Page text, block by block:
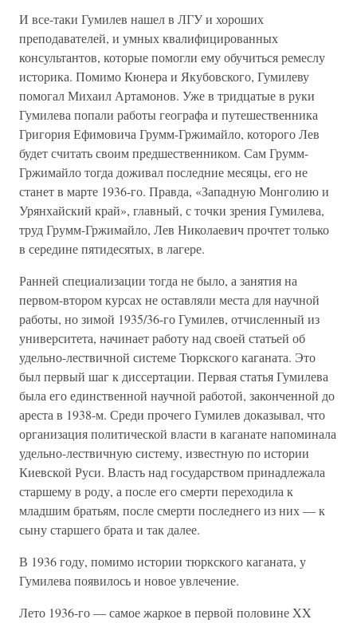
И все-таки Гумилев нашел в ЛГУ и хороших
преподавателей, и умных квалифицированных
консультантов, которые помогли ему обучиться ремеслу
историка. Помимо Кюнера и Якубовского, Гумилеву
помогал Михаил Артамонов. Уже в тридцатые в руки
Гумилева попали работы географа и путешественника
Григория Ефимовича Грумм-Гржимайло, которого Лев
будет считать своим предшественником. Сам Грумм-
Гржимайло тогда доживал последние месяцы, его не
станет в марте 1936-го. Правда, «Западную Монголию и
Урянхайский край», главный, с точки зрения Гумилева,
труд Грумм-Гржимайло, Лев Николаевич прочтет только
в середине пятидесятых, в лагере.
Ранней специализации тогда не было, а занятия на
первом-втором курсах не оставляли места для научной
работы, но зимой 1935/36-го Гумилев, отчисленный из
университета, начинает работу над своей статьей об
удельно-лествичной системе Тюркского каганата. Это
был первый шаг к диссертации. Первая статья Гумилева
была его единственной научной работой, законченной до
ареста в 1938-м. Среди прочего Гумилев доказывал, что
организация политической власти в каганате напоминала
удельно-лествичную систему, известную по истории
Киевской Руси. Власть над государством принадлежала
старшему в роду, а после его смерти переходила к
младшим братьям, после смерти последнего из них — к
сыну старшего брата и так далее.
В 1936 году, помимо истории тюркского каганата, у
Гумилева появилось и новое увлечение.
Лето 1936-го — самое жаркое в первой половине XX